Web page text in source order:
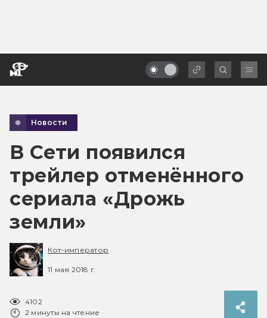
Новости
В Сети появился
трейлер отменённого
сериала «Дрожь
земли»
Кот-император
11 мая 2018 г.
4102
2 минуты на чтение